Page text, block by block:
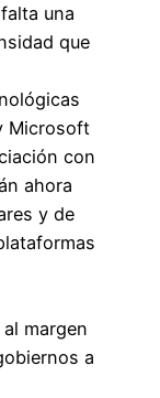
una
que
Microsoft
con
ahora
y de
margen
a